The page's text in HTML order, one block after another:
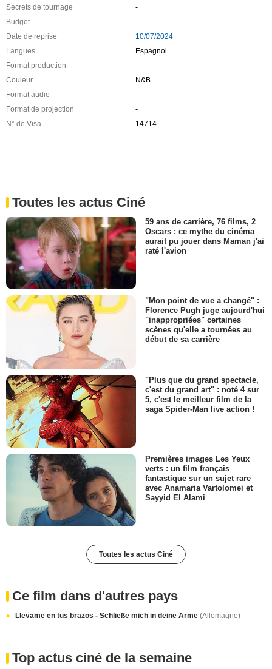
Secrets de tournage
-
Budget
-
Date de reprise
10/07/2024
Langues
Espagnol
Format production
-
Couleur
N&B
Format audio
-
Format de projection
-
N° de Visa
14714
Toutes les actus Ciné
59 ans de carrière, 76 films, 2
Oscars : ce mythe du cinéma
aurait pu jouer dans Maman j'ai
raté l'avion
"Mon point de vue a changé" :
Florence Pugh juge aujourd'hui
"inappropriées" certaines
scènes qu'elle a tournées au
début de sa carrière
"Plus que du grand spectacle,
c'est du grand art" : noté 4 sur
5, c'est le meilleur film de la
saga Spider-Man live action !
Premières images Les Yeux
verts : un film français
fantastique sur un sujet rare
avec Anamaria Vartolomei et
Sayyid El Alami
Toutes les actus Ciné
Ce film dans d'autres pays
Llevame en tus brazos - Schließe mich in deine Arme (Allemagne)
Top actus ciné de la semaine